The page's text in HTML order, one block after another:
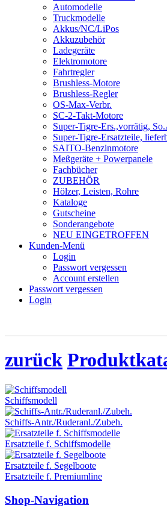
Automodelle
Truckmodelle
Akkus/NC/LiPos
Akkuzubehör
Ladegeräte
Elektromotore
Fahrtregler
Brushless-Motore
Brushless-Regler
OS-Max-Verbr.
SC-2-Takt-Motore
Super-Tigre-Ers.,vorrätig,
Super-Tigre-Ersatzteile,
SAITO-Benzinmotore
Meßgeräte + Powerpanele
Fachbücher
ZUBEHÖR
Hölzer, Leisten, Rohre
Kataloge
Gutscheine
Sonderangebote
NEU EINGETROFFEN
Kunden-Menü
Login
Passwort vergessen
Account erstellen
Passwort vergessen
Login
zurück
Schiffsmodell
Schiffs-Antr./Ruderanl./Zubeh.
Ersatzteile f. Schiffsmodelle
Ersatzteile f. Segelboote
Ersatzteile f. Premiumline
Shop-Navigation